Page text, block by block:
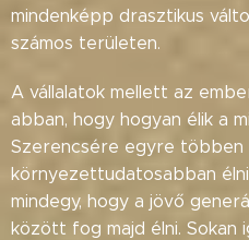
mindenképp drasztikus
számos területen.
A vállalatok mellett az
abban, hogy hogyan élik a
Szerencsére egyre többen
környezettudatosabban
mindegy, hogy a jövő
között fog majd élni. Sokan